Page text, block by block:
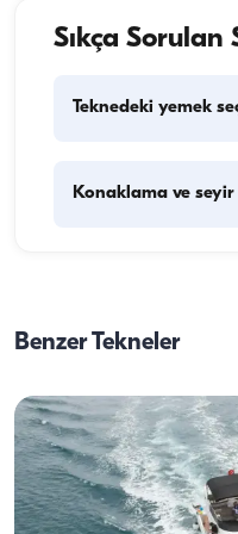
Sıkça Sorulan
Teknedeki yemek
kumanya alışverişi ve
üstlenir.
Konaklama ve
maksimum yolcu
dikkate almak
seyir kapasitesi
Benzer Tekneler